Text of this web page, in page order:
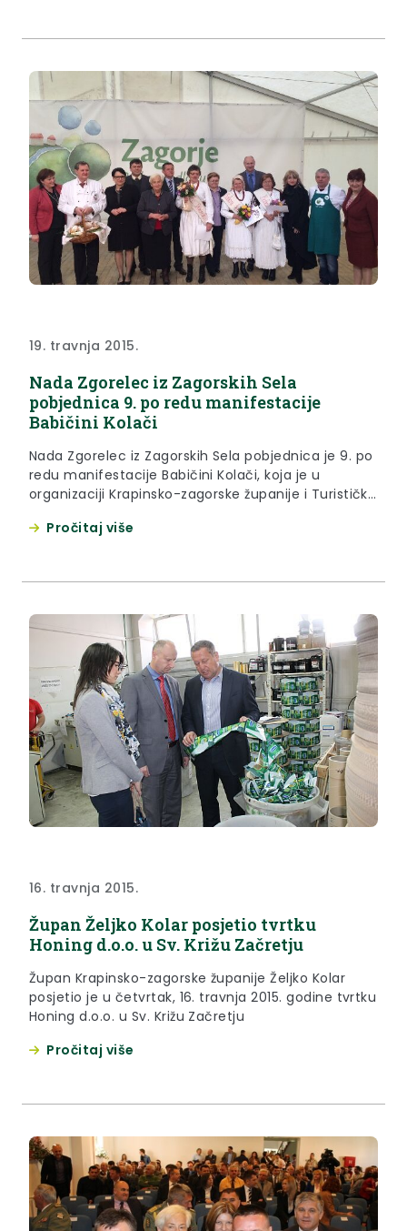
19. travnja 2015.
Nada Zgorelec iz Zagorskih Sela
pobjednica 9. po redu manifestacije
Babičini Kolači
Nada Zgorelec iz Zagorskih Sela pobjednica je 9. po
redu manifestacije Babičini Kolači, koja je u
organizaciji Krapinsko-zagorske županije i Turističke
godine u općini Petrovsko, odakle je prošlogodišnja
Pročitaj više
16. travnja 2015.
Župan Željko Kolar posjetio tvrtku
Honing d.o.o. u Sv. Križu Začretju
Župan Krapinsko-zagorske županije Željko Kolar
posjetio je u četvrtak, 16. travnja 2015. godine tvrtku
Honing d.o.o. u Sv. Križu Začretju
Pročitaj više